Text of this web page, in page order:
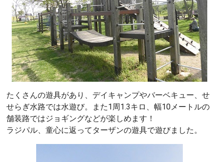
たくさんの遊具があり、デイキャンプやバーベキュー、せ
せらぎ水路では水遊び。また1周1.3キロ、幅10メートルの
舗装路ではジョギングなどが楽しめます！
ラジパル、童心に返ってターザンの遊具で遊びました。